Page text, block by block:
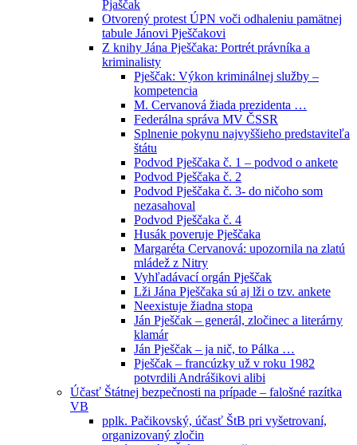
Pjaščak
Otvorený protest ÚPN voči odhaleniu pamätnej
tabule Jánovi Pješčakovi
Z knihy Jána Pješčaka: Portrét právníka a
kriminalisty
Pješčak: Výkon kriminálnej služby –
kompetencia
M. Cervanová žiada prezidenta …
Federálna správa MV ČSSR
Splnenie pokynu najvyššieho predstaviteľa
štátu
Podvod Pješčaka č. 1 – podvod o ankete
Podvod Pješčaka č. 2
Podvod Pješčaka č. 3- do ničoho som
nezasahoval
Podvod Pješčaka č. 4
Husák poveruje Pješčaka
Margaréta Cervanová: upozornila na zlatú
mládež z Nitry
Vyhľadávací orgán Pješčak
Lži Jána Pješčaka sú aj lži o tzv. ankete
Neexistuje žiadna stopa
Ján Pješčak – generál, zločinec a literárny
klamár
Ján Pješčak – ja nič, to Pálka …
Pješčak – francúzky už v roku 1982
potvrdili Andrášikovi alibi
Účasť Štátnej bezpečnosti na prípade – falošné razítka
VB
pplk. Pačikovský, účasť ŠtB pri vyšetrovaní,
organizovaný zločin